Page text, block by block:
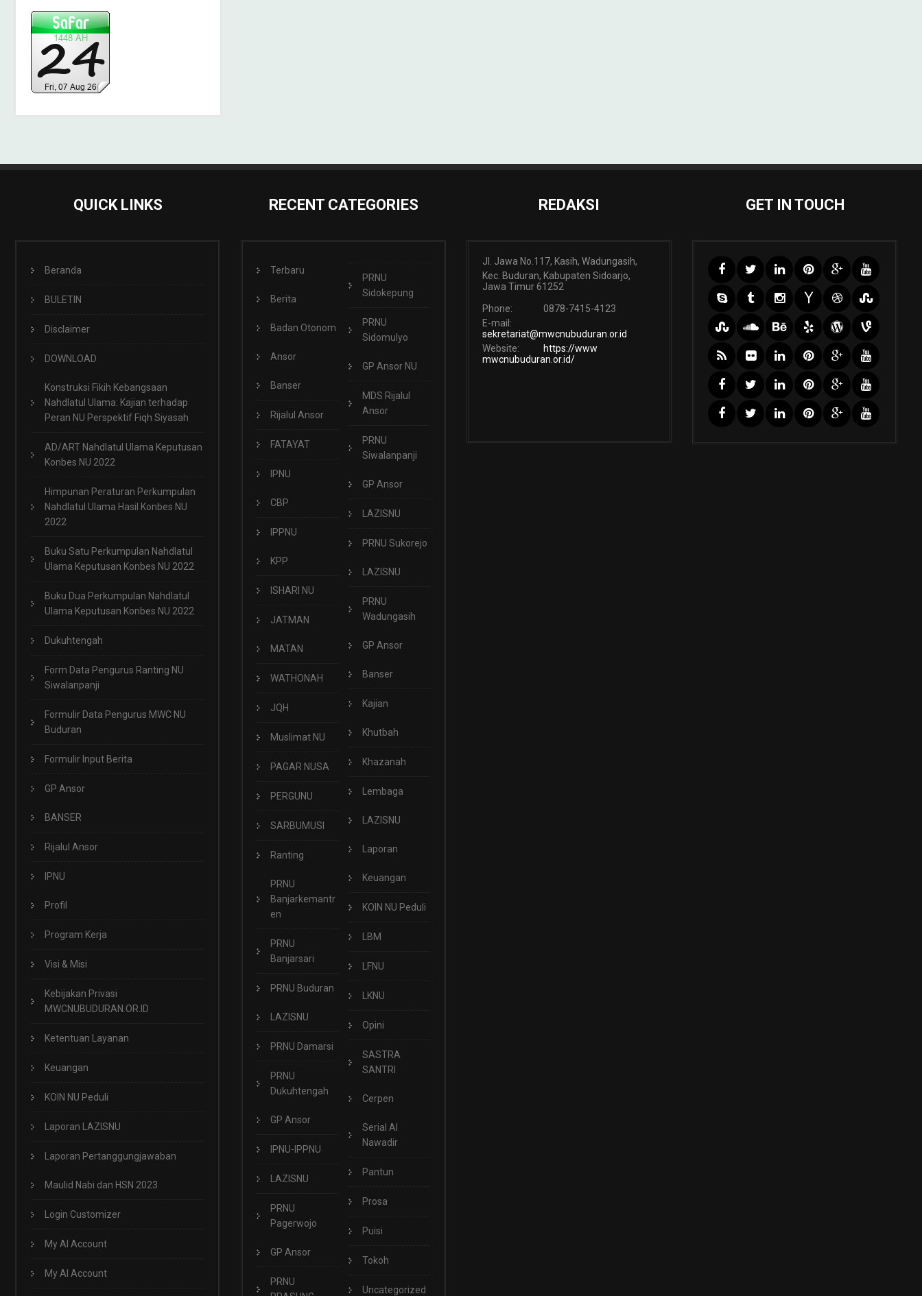
QUICK LINKS
Beranda
BULETIN
Disclaimer
DOWNLOAD
Konstruksi Fikih Kebangsaan
Nahdlatul Ulama: Kajian terhadap
Peran NU Perspektif Fiqh Siyasah
AD/ART Nahdlatul Ulama Keputusan
Konbes NU 2022
Himpunan Peraturan Perkumpulan
Nahdlatul Ulama Hasil Konbes NU
2022
Buku Satu Perkumpulan Nahdlatul
Ulama Keputusan Konbes NU 2022
Buku Dua Perkumpulan Nahdlatul
Ulama Keputusan Konbes NU 2022
Dukuhtengah
Form Data Pengurus Ranting NU
Siwalanpanji
Formulir Data Pengurus MWC NU
Buduran
Formulir Input Berita
GP Ansor
BANSER
Rijalul Ansor
IPNU
Profil
Program Kerja
Visi & Misi
Kebijakan Privasi
MWCNUBUDURAN.OR.ID
Ketentuan Layanan
Keuangan
KOIN NU Peduli
Laporan LAZISNU
Laporan Pertanggungjawaban
Maulid Nabi dan HSN 2023
Login Customizer
My AI Account
My AI Account
RECENT CATEGORIES
Terbaru
Berita
Badan Otonom
Ansor
Banser
Rijalul Ansor
FATAYAT
IPNU
CBP
IPPNU
KPP
ISHARI NU
JATMAN
MATAN
WATHONAH
JQH
Muslimat NU
PAGAR NUSA
PERGUNU
SARBUMUSI
Ranting
PRNU
Banjarkemantr
en
PRNU
Banjarsari
PRNU Buduran
LAZISNU
PRNU Damarsi
PRNU
Dukuhtengah
GP Ansor
IPNU-IPPNU
LAZISNU
PRNU
Pagerwojo
GP Ansor
PRNU
PRNU
Sidokepung
PRNU
Sidomulyo
GP Ansor NU
MDS Rijalul
Ansor
PRNU
Siwalanpanji
GP Ansor
LAZISNU
PRNU Sukorejo
LAZISNU
PRNU
Wadungasih
GP Ansor
Banser
Kajian
Khutbah
Khazanah
Lembaga
LAZISNU
Laporan
Keuangan
KOIN NU Peduli
LBM
LFNU
LKNU
Opini
SASTRA
SANTRI
Cerpen
Serial Al
Nawadir
Pantun
Prosa
Puisi
Tokoh
Uncategorized
REDAKSI
Jl. Jawa No.117, Kasih, Wadungasih,
Kec. Buduran, Kabupaten Sidoarjo,
Jawa Timur 61252
Phone:
0878-7415-4123
E-mail:
sekretariat@mwcnubuduran.or.id
Website:
https://www
mwcnubuduran.or.id/
GET IN TOUCH